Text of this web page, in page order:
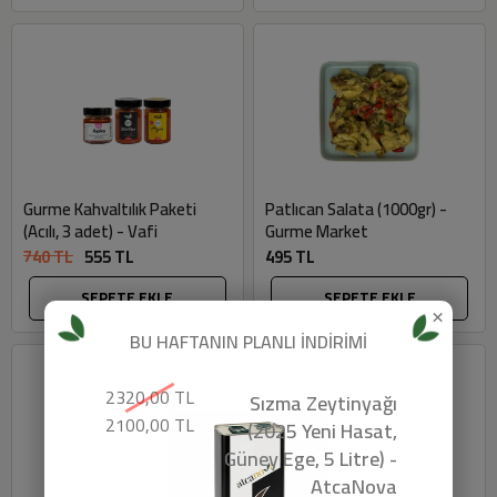
Gurme Kahvaltılık Paketi
(Acılı, 3 adet) - Vafi
740 TL 555 TL
SEPETE EKLE
Patlıcan Salata (1000gr) -
Gurme Market
495 TL
SEPETE EKLE ×
BU HAFTANIN PLANLI İNDİRİMİ
2320,00 TL
2100,00 TL
Sızma Zeytinyağı
(2025 Yeni Hasat,
Güney Ege, 5 Litre) -
AtcaNova